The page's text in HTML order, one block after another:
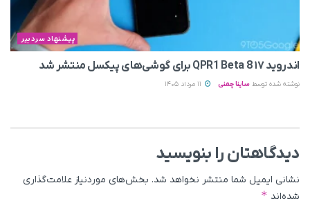
پیشنهاد سردبیر
اندروید ۱۷ QPR1 Beta 8 برای گوشی‌های پیکسل منتشر شد
نوشته شده توسط ساینا چمنی
دیدگاهتان را بنویسید
نشانی ایمیل شما منتشر نخواهد شد. بخش‌های موردنیاز علامت‌گذاری
شده‌اند *